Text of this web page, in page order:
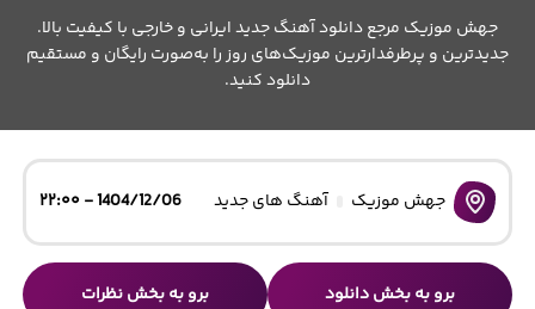
جهش موزیک مرجع دانلود آهنگ جدید ایرانی و خارجی با کیفیت بالا.
جدیدترین و پرطرفدارترین موزیک‌های روز را به‌صورت رایگان و مستقیم
دانلود کنید.
جهش موزیک آهنگ های جدید 1404/12/06 - ۲۲:۰۰
برو به بخش دانلود برو به بخش نظرات